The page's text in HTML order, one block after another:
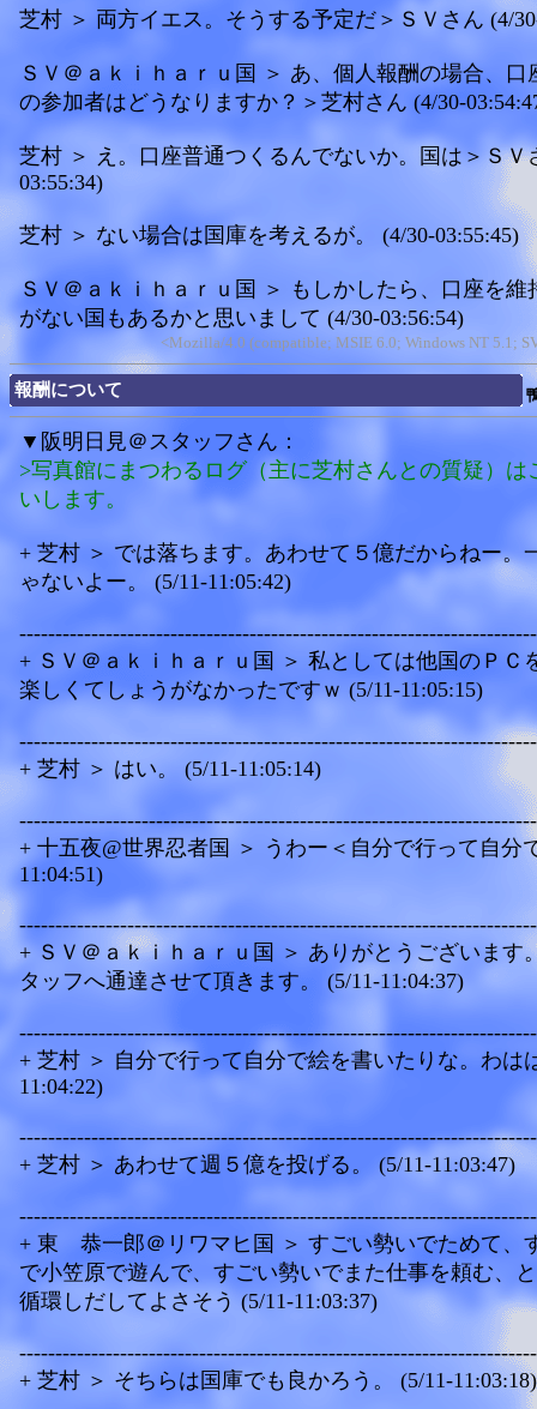
芝村 ＞ 両方イエス。そうする予定だ＞ＳＶさん (4/
ＳＶ＠ａｋｉｈａｒｕ国 ＞ あ、個人報酬の場合、口
の参加者はどうなりますか？＞芝村さん (4/30-
芝村 ＞ え。口座普通つくるんでないか。国は＞ＳＶ
03:55:34)
芝村 ＞ ない場合は国庫を考えるが。 (4/30-03:55:45)
ＳＶ＠ａｋｉｈａｒｕ国 ＞ もしかしたら、口座を維
がない国もあるかと思いまして (4/30-03:56:54)
<Mozilla/4.0 (compatible; MSIE 6.0; Windows NT 5.1;
報酬について
▼阪明日見＠スタッフさん：
>写真館にまつわるログ（主に芝村さんとの質疑）は
いします。
+ 芝村 ＞ では落ちます。あわせて５億だからねー。
ゃないよー。 (5/11-11:05:42)
+ ＳＶ＠ａｋｉｈａｒｕ国 ＞ 私としては他国のＰＣ
楽しくてしょうがなかったですｗ (5/11-11:05:15)
+ 芝村 ＞ はい。 (5/11-11:05:14)
+ 十五夜@世界忍者国 ＞ うわー＜自分で行って自分
11:04:51)
+ ＳＶ＠ａｋｉｈａｒｕ国 ＞ ありがとうございます
タッフへ通達させて頂きます。 (5/11-11:04:37)
+ 芝村 ＞ 自分で行って自分で絵を書いたりな。わは
11:04:22)
+ 芝村 ＞ あわせて週５億を投げる。 (5/11-11:03:47)
+ 東 恭一郎＠リワマヒ国 ＞ すごい勢いでためて、
で小笠原で遊んで、すごい勢いでまた仕事を頼む、
循環しだしてよさそう (5/11-11:03:37)
+ 芝村 ＞ そちらは国庫でも良かろう。 (5/11-11:03:18)